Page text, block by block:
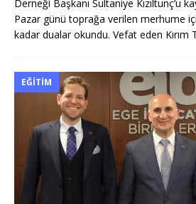
Derneği Başkanı Sultaniye Kızıltunç’u
Pazar günü toprağa verilen merhume
kadar dualar okundu. Vefat eden Kırım
EĞITIM